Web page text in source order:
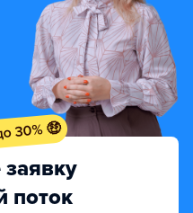
заявку
поток
30% 🤑